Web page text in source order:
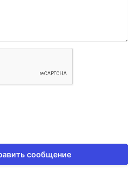
сообщение